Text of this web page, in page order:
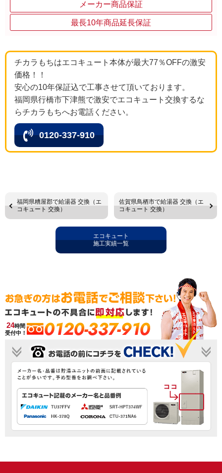
メーカー商品保証
最長10年商品延長保証
チカラもちはエコキュート本体が最大77％OFFの激安
価格！！
安心の10年保証込で工事させて頂いております。
福岡県行橋市下津熊で激安でエコキュート交換するな
らチカラもちへお電話ください。
0120-337-910
福岡県糟屋郡で給湯器 交換（エ
コキュート 交換）
佐賀県鳥栖市で給湯器 交換（エ
コキュート 交換）
エコキュート
施工実績一覧
24時間
受付中！
0120-337-910